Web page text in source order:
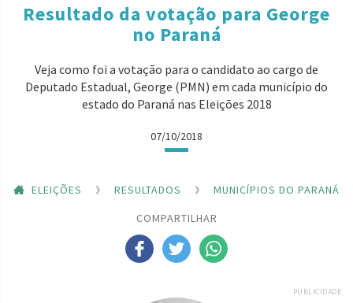
Resultado da votação para George
no Paraná
Veja como foi a votação para o candidato ao cargo de
Deputado Estadual, George (PMN) em cada município do
estado do Paraná nas Eleições 2018
07/10/2018
ELEIÇÕES RESULTADOS
MUNICÍPIOS DO PARANÁ
COMPARTILHAR
PUBLICIDADE